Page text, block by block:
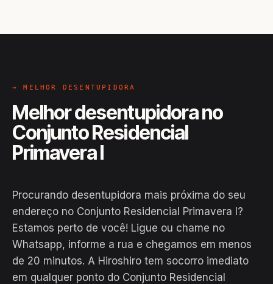
→ MELHOR DESENTUPIDORA
Melhor desentupidora no
Conjunto Residencial
Primavera I
Procurando desentupidora mais próxima do seu
endereço no Conjunto Residencial Primavera I?
Estamos perto de você! Ligue ou chame no
Whatsapp, informe a rua e chegamos em menos
de 20 minutos. A Hiroshiro tem socorro imediato
em qualquer ponto do Conjunto Residencial
EM CAMPO